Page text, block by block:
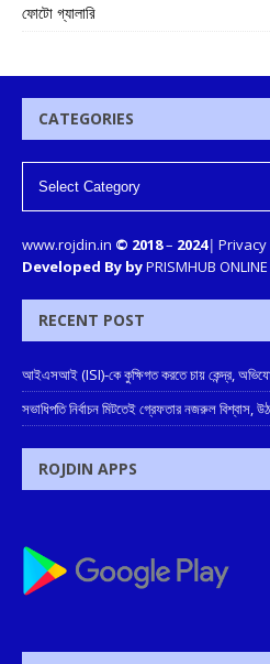
ফোটো গ্যালারি
CATEGORIES
www.rojdin.in © 2018– 2024| Privacy
Developed By byPRISMHUB
RECENT POST
আইএসআই (ISI)-কে কুক্ষিগত করতে চায় কেন্দ্র,
সভাধিপতি নির্বাচন মিটতেই গ্রেফতার নজরুল বিশ্বাস,
ROJDIN APPS